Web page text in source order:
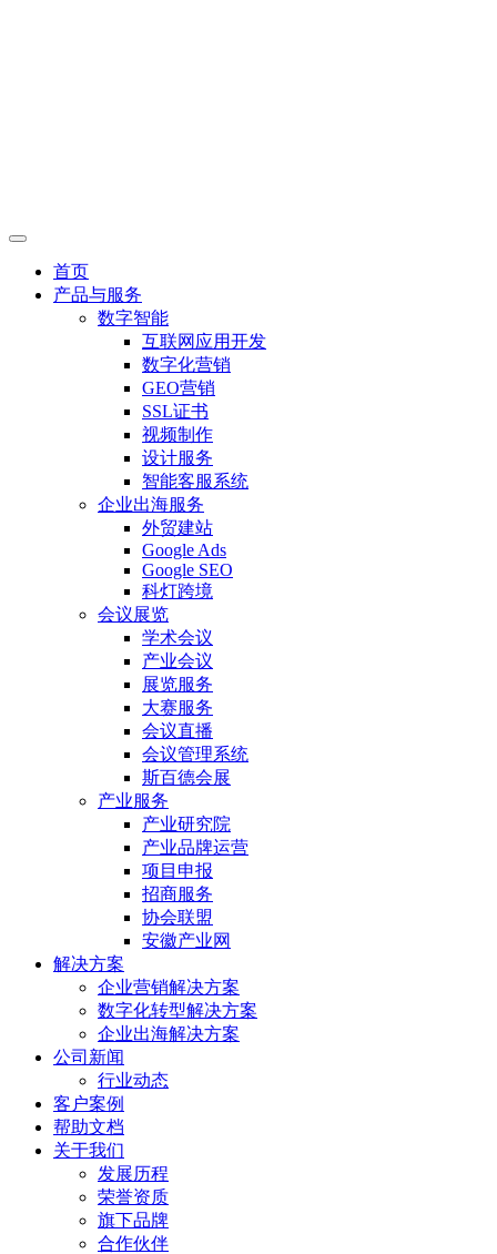
首页
产品与服务
数字智能
互联网应用开发
数字化营销
GEO营销
SSL证书
视频制作
设计服务
智能客服系统
企业出海服务
外贸建站
Google Ads
Google SEO
科灯跨境
会议展览
学术会议
产业会议
展览服务
大赛服务
会议直播
会议管理系统
斯百德会展
产业服务
产业研究院
产业品牌运营
项目申报
招商服务
协会联盟
安徽产业网
解决方案
企业营销解决方案
数字化转型解决方案
企业出海解决方案
公司新闻
行业动态
客户案例
帮助文档
关于我们
发展历程
荣誉资质
旗下品牌
合作伙伴